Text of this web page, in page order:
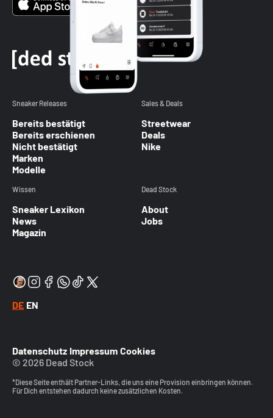
Sneaker Releases
Bereits bestätigt
Bereits erschienen
Nicht bestätigt
Marken
Modelle
Sales & Deals
Streetwear
Deals
Nike
Wissen
Sneaker Lexikon
News
Magazin
Dead Stock
About
Jobs
DE EN
Datenschutz Impressum Cookies
© 2026 Dead Stock
*Diese Seite enthält Partner-Links, die uns eine Provision einbringen können.
Für Dich entstehen dadurch keine zusätzlichen Kosten.